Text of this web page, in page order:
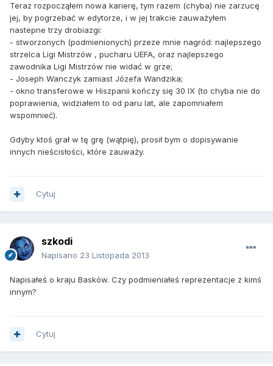
Teraz rozpocząłem nowa karierę, tym razem (chyba) nie zarzucę
jej, by pogrzebać w edytorze, i w jej trakcie zauważyłem
nastepne trzy drobiazgi:
- stworzonych (podmienionych) przeze mnie nagród: najlepszego
strzelca Ligi Mistrzów , pucharu UEFA, oraz najlepszego
zawodnika Ligi Mistrzów nie widać w grze;
- Joseph Wanczyk zamiast Józefa Wandzika;
- okno transferowe w Hiszpanii kończy się 30 IX (to chyba nie do
poprawienia, widziałem to od paru lat, ale zapomniałem
wspomnieć).
Gdyby ktoś grał w tę grę (wątpię), prosił bym o dopisywanie
innych nieścisłości, które zauważy.
Cytuj
szkodi
Napisano 23 Listopada 2013
Napisałeś o kraju Basków. Czy podmieniałeś reprezentacje z kimś
innym?
Cytuj